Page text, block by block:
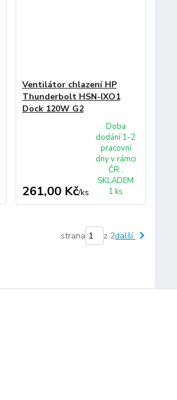
Ventilátor chlazení HP
Thunderbolt HSN-IXO1
Dock 120W G2
261,00 Kč/ks
Doba
dodání 1-2
pracovní
dny v rámci
ČR ,
SKLADEM
1 ks
strana z 2další